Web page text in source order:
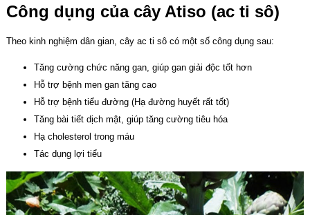
Công dụng của cây Atiso (ac ti sô)
Theo kinh nghiệm dân gian, cây ac ti sô có một số công dụng sau:
Tăng cường chức năng gan, giúp gan giải độc tốt hơn
Hỗ trợ bệnh men gan tăng cao
Hỗ trợ bệnh tiểu đường (Hạ đường huyết rất tốt)
Tăng bài tiết dịch mật, giúp tăng cường tiêu hóa
Hạ cholesterol trong máu
Tác dụng lợi tiểu